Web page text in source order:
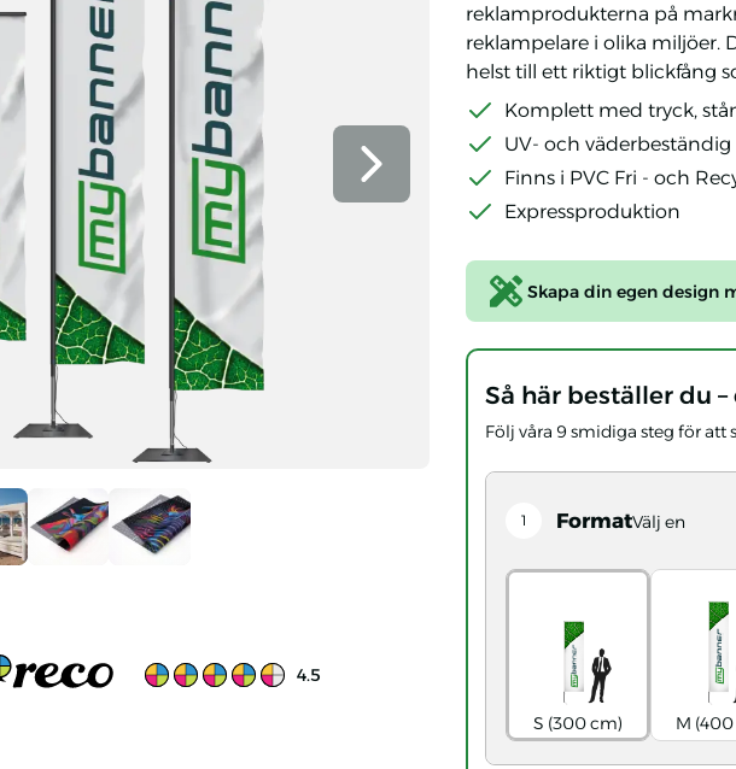
Nästa bild
med metallfot i högervänd version, visad i storlekarna S, M och L. Högkvalitativ
med eget tryck
med egen design – placerade utanför hotell för tydlig och effektiv
Rektangulär med eget tryck
Rektangulär med egen design – placerade på stranden för maximal synlighet
Rektangulär med eget tryck
Närbild på 115 g/m² stickad polyester – lätt och matt material, perfekt för
Beachflagga Rektangulär med eget tryck
Närbild på Air Polyester Mesh – perfekt för beachflaggor och
Beachflagga Rektangulär med eget tryck
Ratings value:
4.5
reklamprodukterna på
reklampelare i olika miljöer.
helst till ett riktigt blickfång
Komplett med tryck,
UV- och väderbeständig
Finns i PVC Fri - och
Expressproduktion
Skapa din egen design
Så här beställer du
Följ våra 9 smidiga steg för
1 FormatVälj en
S (300 cm) M